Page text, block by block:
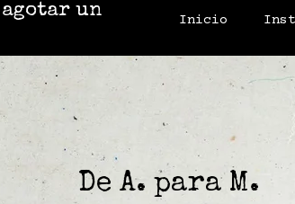
un
Inicio
De A. para M.